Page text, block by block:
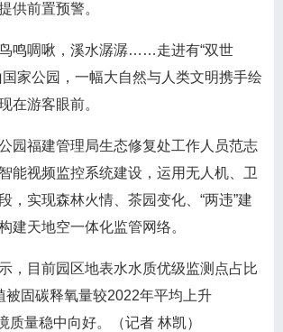
供前置预警。
啁啾，溪水潺潺……走进有“双世
国家公园，一幅大自然与人类文明携手绘
在游客眼前。
福建管理局生态修复处工作人员范志
能视频监控系统建设，运用无人机、卫
，实现森林火情、茶园变化、“两违”建
建天地空一体化监管网络。
目前园区地表水水质优级监测点占比
被固碳释氧量较2022年平均上升
质量稳中向好。（记者 林凯）